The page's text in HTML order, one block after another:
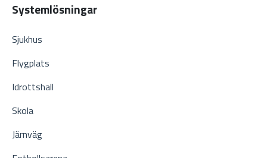
Systemlösningar
Sjukhus
Flygplats
Idrottshall
Skola
Järnväg